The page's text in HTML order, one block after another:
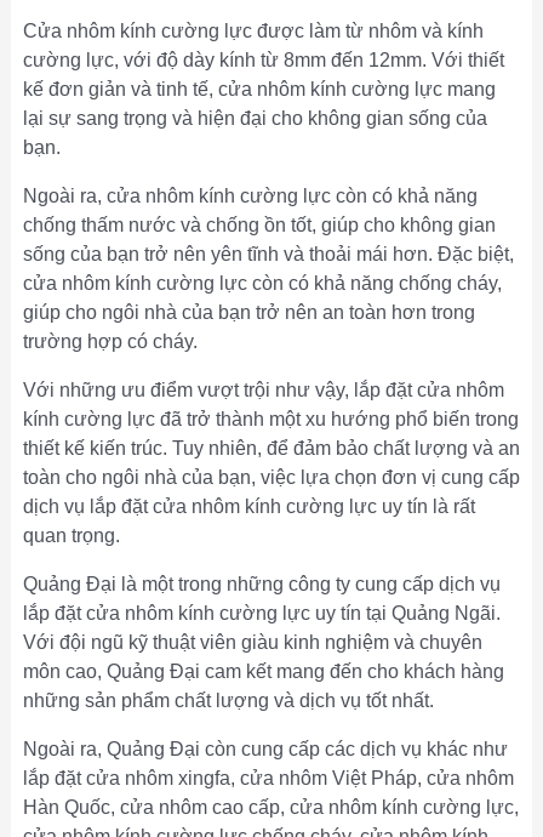
Cửa nhôm kính cường lực được làm từ nhôm và kính
cường lực, với độ dày kính từ 8mm đến 12mm. Với thiết
kế đơn giản và tinh tế, cửa nhôm kính cường lực mang
lại sự sang trọng và hiện đại cho không gian sống của
bạn.
Ngoài ra, cửa nhôm kính cường lực còn có khả năng
chống thấm nước và chống ồn tốt, giúp cho không gian
sống của bạn trở nên yên tĩnh và thoải mái hơn. Đặc biệt,
cửa nhôm kính cường lực còn có khả năng chống cháy,
giúp cho ngôi nhà của bạn trở nên an toàn hơn trong
trường hợp có cháy.
Với những ưu điểm vượt trội như vậy, lắp đặt cửa nhôm
kính cường lực đã trở thành một xu hướng phổ biến trong
thiết kế kiến trúc. Tuy nhiên, để đảm bảo chất lượng và an
toàn cho ngôi nhà của bạn, việc lựa chọn đơn vị cung cấp
dịch vụ lắp đặt cửa nhôm kính cường lực uy tín là rất
quan trọng.
Quảng Đại là một trong những công ty cung cấp dịch vụ
lắp đặt cửa nhôm kính cường lực uy tín tại Quảng Ngãi.
Với đội ngũ kỹ thuật viên giàu kinh nghiệm và chuyên
môn cao, Quảng Đại cam kết mang đến cho khách hàng
những sản phẩm chất lượng và dịch vụ tốt nhất.
Ngoài ra, Quảng Đại còn cung cấp các dịch vụ khác như
lắp đặt cửa nhôm xingfa, cửa nhôm Việt Pháp, cửa nhôm
Hàn Quốc, cửa nhôm cao cấp, cửa nhôm kính cường lực,